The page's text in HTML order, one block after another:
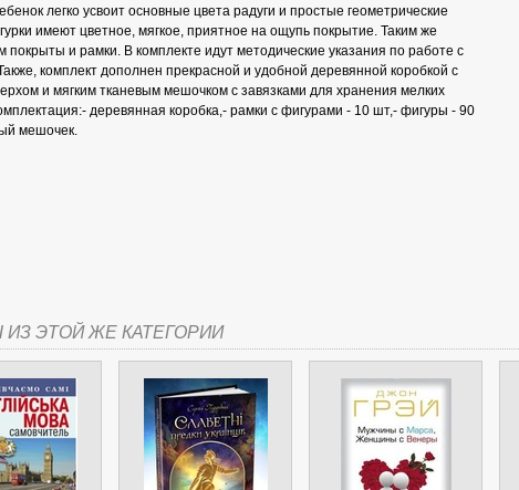
ГИПЕРИОН
легко усвоит основные цвета радуги и простые геометрические
имеют цветное, мягкое, приятное на ощупь покрытие. Таким же
покрыты и рамки. В комплекте идут методические указания по работе с
комплект дополнен прекрасной и удобной деревянной коробкой с
и мягким тканевым мешочком с завязками для хранения мелких
деревянная коробка,- рамки с фигурами - 10 шт,- фигуры - 90
мешочек.
ИЗ ЭТОЙ ЖЕ КАТЕГОРИИ